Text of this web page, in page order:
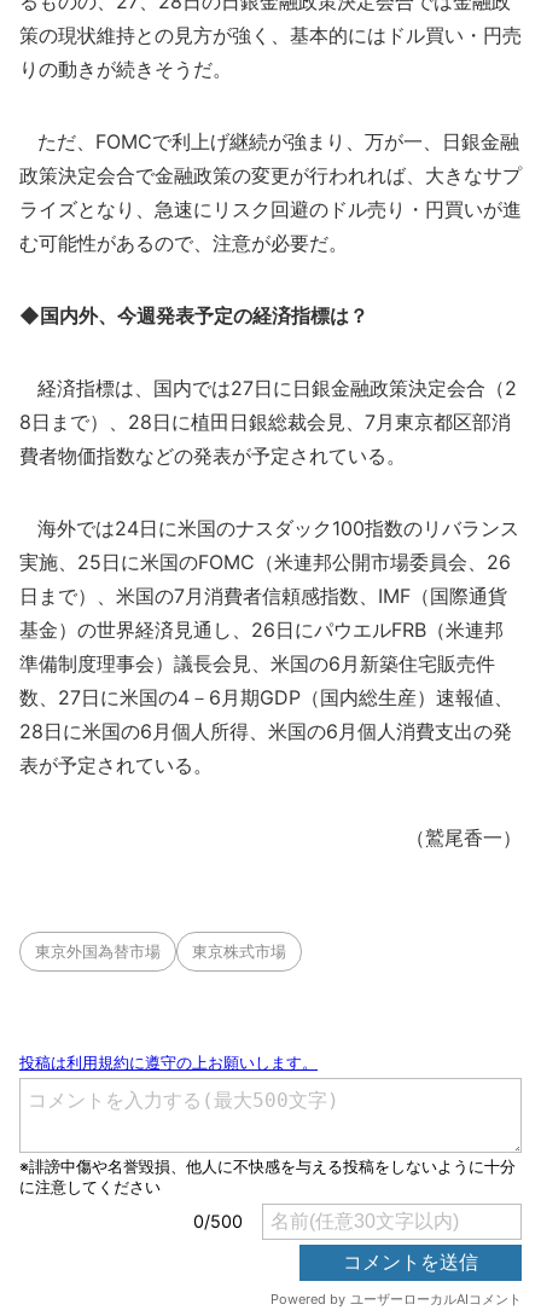
策の現状維持との見方が強く、基本的にはドル買い・円売
りの動きが続きそうだ。
ただ、FOMCで利上げ継続が強まり、万が一、日銀金融
政策決定会合で金融政策の変更が行われれば、大きなサプ
ライズとなり、急速にリスク回避のドル売り・円買いが進
む可能性があるので、注意が必要だ。
◆国内外、今週発表予定の経済指標は？
経済指標は、国内では27日に日銀金融政策決定会合（2
8日まで）、28日に植田日銀総裁会見、7月東京都区部消
費者物価指数などの発表が予定されている。
海外では24日に米国のナスダック100指数のリバランス
実施、25日に米国のFOMC（米連邦公開市場委員会、26
日まで）、米国の7月消費者信頼感指数、IMF（国際通貨
基金）の世界経済見通し、26日にパウエルFRB（米連邦
準備制度理事会）議長会見、米国の6月新築住宅販売件
数、27日に米国の4－6月期GDP（国内総生産）速報値、
28日に米国の6月個人所得、米国の6月個人消費支出の発
表が予定されている。
（鷲尾香一）
東京外国為替市場 東京株式市場